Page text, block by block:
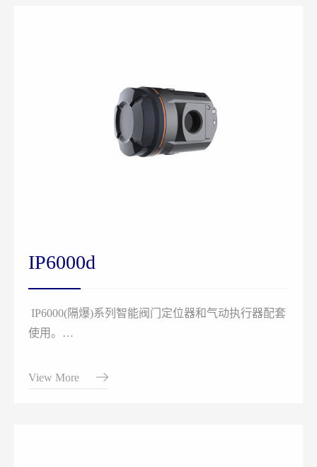
IP6000d
IP6000(隔爆)系列智能阀门定位器和气动执行器配套
使用。
位控制设定值，同时采集位置传感器信号得到实际的
阀位值，两者通过控制软件的计算处理，从而控制气
View More